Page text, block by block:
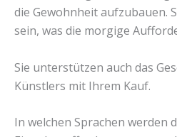
die Gewohnheit aufzubauen.
sein, was die morgige
Sie unterstützen auch das
Künstlers mit Ihrem Kauf.
In welchen Sprachen werden